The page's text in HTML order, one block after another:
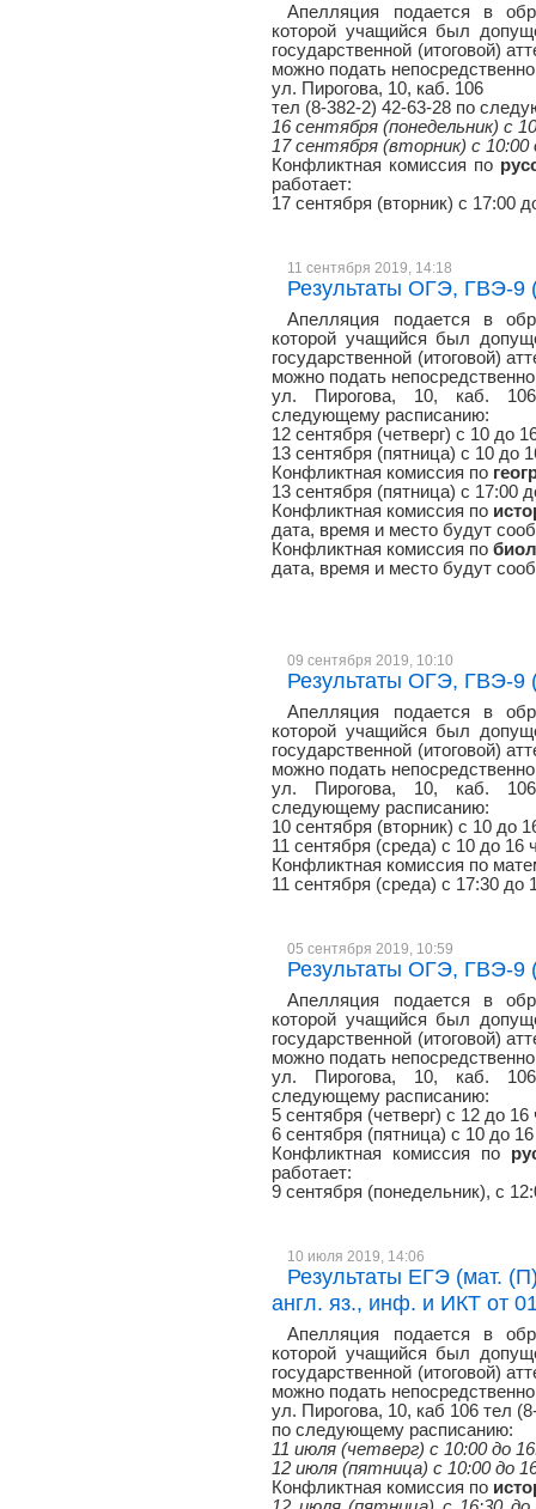
Апелляция подается в
которой учащийся был
государственной (итоговой)
можно подать
ул. Пирогова, 10, каб. 106
тел (8-382-2) 42-63-28 по
16 сентября (понедельник) с
17 сентября (вторник) с 10:00
Конфликтная комиссия по
работает:
17 сентября (вторник) с 17:00
11 сентября 2019, 14:18
Результаты ОГЭ, ГВЭ-9
Апелляция подается в
которой учащийся был
государственной (итоговой)
можно подать
ул. Пирогова, 10, каб.
следующему расписанию:
12 сентября (четверг) с 10 до
13 сентября (пятница) с 10 до
Конфликтная комиссия по
13 сентября (пятница) с 17:00
Конфликтная комиссия по
дата, время и место будут
Конфликтная комиссия по
дата, время и место будут
09 сентября 2019, 10:10
Результаты ОГЭ, ГВЭ-9
Апелляция подается в
которой учащийся был
государственной (итоговой)
можно подать
ул. Пирогова, 10, каб.
следующему расписанию:
10 сентября (вторник) с 10 до
11 сентября (среда) с 10 до 16
Конфликтная комиссия по
11 сентября (среда) с 17:30 до
05 сентября 2019, 10:59
Результаты ОГЭ, ГВЭ-9
Апелляция подается в
которой учащийся был
государственной (итоговой)
можно подать
ул. Пирогова, 10, каб.
следующему расписанию:
5 сентября (четверг) с 12 до 16
6 сентября (пятница) с 10 до
Конфликтная комиссия по
работает:
9 сентября (понедельник), с
10 июля 2019, 14:06
Результаты ЕГЭ (мат.
англ. яз., инф. и ИКТ от
Апелляция подается в
которой учащийся был
государственной (итоговой)
можно подать
ул. Пирогова, 10, каб 106 тел
по следующему расписанию:
11 июля (четверг) с 10:00 до
12 июля (пятница) с 10:00 до
Конфликтная комиссия по